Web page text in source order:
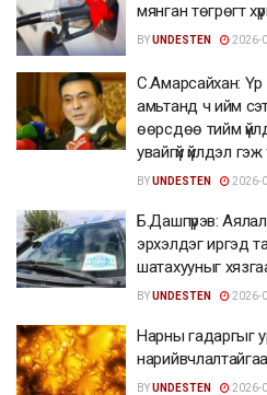
мянган төгрөгт
BYUNDESTEN 2026-
С.Амарсайхан: Үр
амьтанд ч ийм
өөрсдөө тийм
увайгүй үйлдэл
BYUNDESTEN 2026-
Б.Дашпүрэв:
эрхэлдэг иргэд
шатахууныг
BYUNDESTEN 2026-
Нарны гадаргыг
BYUNDESTEN 2026-